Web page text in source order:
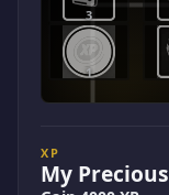
1
3
XP
My Precious